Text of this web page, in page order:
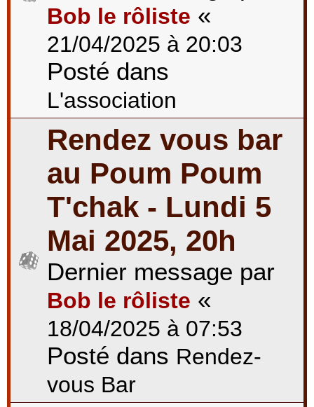
Bob le rôliste «
21/04/2025 à 20:03
Posté dans
L'association
Rendez vous bar
au Poum Poum
T'chak - Lundi 5
Mai 2025, 20h
Dernier message par
Bob le rôliste «
18/04/2025 à 07:53
Posté dans Rendez-
vous Bar